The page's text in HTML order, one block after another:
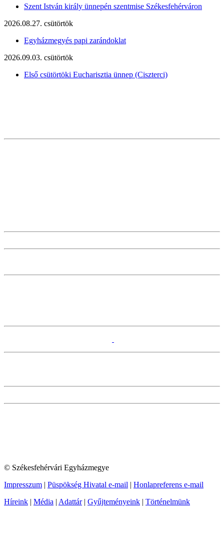
Szent István király ünnepén szentmise Székesfehérváron
2026.08.27. csütörtök
Egyházmegyés papi zarándoklat
2026.09.03. csütörtök
Első csütörtöki Eucharisztia ünnep (Ciszterci)
© Székesfehérvári Egyházmegye
Impresszum | Püspökség Hivatal e-mail | Honlapreferens e-mail
Híreink | Média | Adattár| Gyűjteményeink | Történelmünk